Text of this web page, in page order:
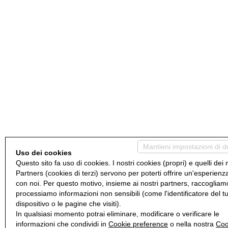
Mantieni impostazioni di
Uso dei cookies
Questo sito fa uso di cookies. I nostri cookies (propri) e quelli dei
Partners (cookies di terzi) servono per poterti offrire
con noi. Per questo motivo, insieme ai nostri partners,
processiamo informazioni non sensibili (come l'identificatore del
dispositivo o le pagine che visiti).
In qualsiasi momento potrai eliminare, modificare o verificare le
informazioni che condividi in Cookie preference o nella nostra